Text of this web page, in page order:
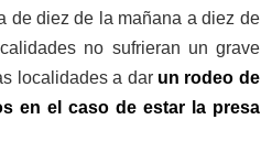
de diez de la mañana a diez de
no sufrieran un grave
localidades a dar un rodeo de
en el caso de estar la presa